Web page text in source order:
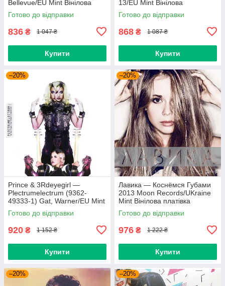
Bellevue/EU Mint Вінілова
платівка (art.238985)
Готово до відправки
836 ₴ 1 047 ₴
Купити
13/EU Mint Вінілова
пластинка (art.232754)
Готово до відправки
868 ₴ 1 087 ₴
Купити
–20%
Prince & 3Rdeyegirl —
Plectrumelectrum (9362-
49333-1) Gat, Warner/EU Mint
Вінілова платівка (art.220362)
Готово до відправки
920 ₴ 1 152 ₴
Купити
–20%
Лавика — Коснёмся Губами
2013 Moon Records/UKraine
Mint Вінілова платівка
(art.221702)
Готово до відправки
976 ₴ 1 222 ₴
Купити
–20% –20%